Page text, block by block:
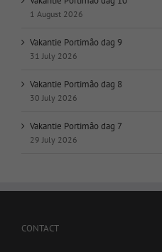
1 August 2026
Vakantie Portimão dag 9
31 July 2026
Vakantie Portimão dag 8
30 July 2026
Vakantie Portimão dag 7
29 July 2026
CONTACT